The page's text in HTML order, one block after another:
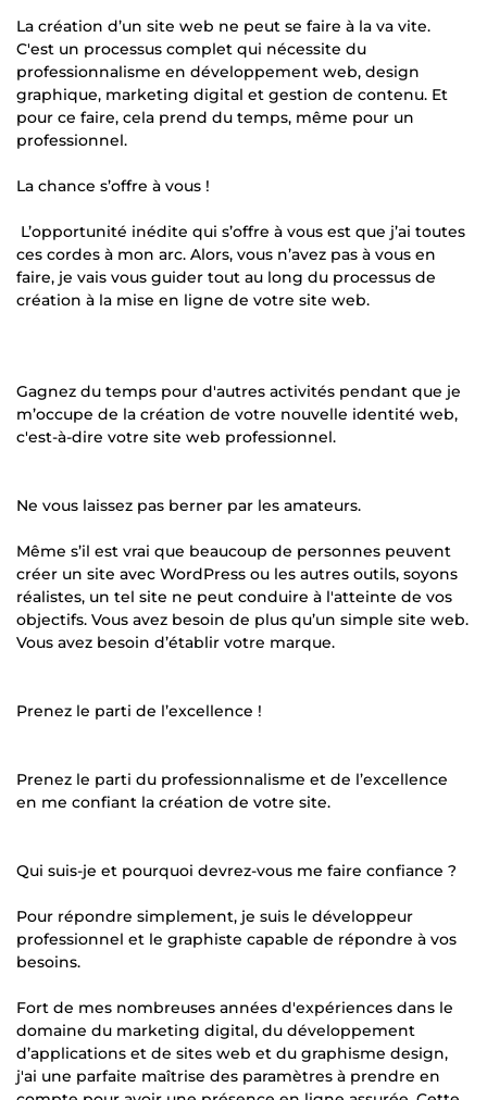
La création d’un site web ne peut se faire à la va vite.
C'est un processus complet qui nécessite du
professionnalisme en développement web, design
graphique, marketing digital et gestion de contenu. Et
pour ce faire, cela prend du temps, même pour un
professionnel.
La chance s’offre à vous !
L’opportunité inédite qui s’offre à vous est que j’ai toutes
ces cordes à mon arc. Alors, vous n’avez pas à vous en
faire, je vais vous guider tout au long du processus de
création à la mise en ligne de votre site web.
Gagnez du temps pour d'autres activités pendant que je
m’occupe de la création de votre nouvelle identité web,
c'est-à-dire votre site web professionnel.
Ne vous laissez pas berner par les amateurs.
Même s’il est vrai que beaucoup de personnes peuvent
créer un site avec WordPress ou les autres outils, soyons
réalistes, un tel site ne peut conduire à l'atteinte de vos
objectifs. Vous avez besoin de plus qu’un simple site web.
Vous avez besoin d’établir votre marque.
Prenez le parti de l’excellence !
Prenez le parti du professionnalisme et de l’excellence
en me confiant la création de votre site.
Qui suis-je et pourquoi devrez-vous me faire confiance ?
Pour répondre simplement, je suis le développeur
professionnel et le graphiste capable de répondre à vos
besoins.
Fort de mes nombreuses années d'expériences dans le
domaine du marketing digital, du développement
d’applications et de sites web et du graphisme design,
j'ai une parfaite maîtrise des paramètres à prendre en